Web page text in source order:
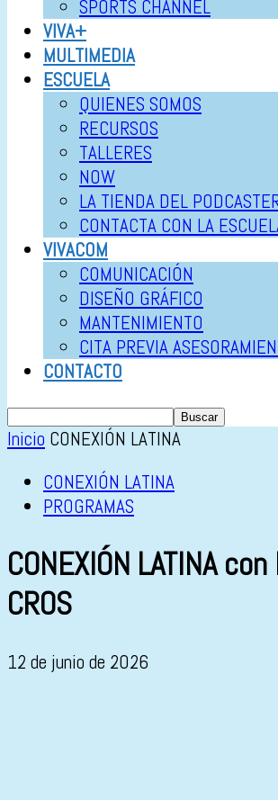
SPORTS CHANNEL
VIVA+
MULTIMEDIA
ESCUELA
QUIENES SOMOS
RECURSOS
TALLERES
NOW
LA TIENDA DEL
CONTACTA CON LA
VIVACOM
COMUNICACIÓN
DISEÑO GRÁFICO
MANTENIMIENTO
CITA PREVIA
CONTACTO
Inicio CONEXIÓN LATINA
CONEXIÓN LATINA
PROGRAMAS
CONEXIÓN LATINA con
CROS
12 de junio de 2026